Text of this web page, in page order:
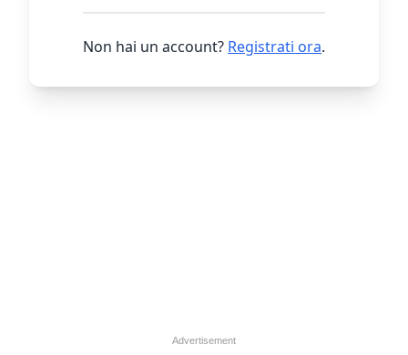
Non hai un account? Registrati ora.